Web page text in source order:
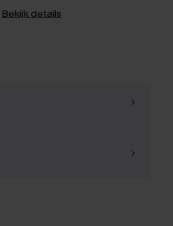
Bekijk details